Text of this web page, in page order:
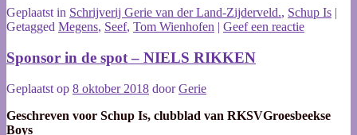
Geplaatst in Schrijverij Gerie van der Land-Zijderveld., Schup Is |
Getagged Megens, Seef, Tom Wienhofen | Geef een reactie
Sponsor in de spot – NIELS RIKKEN
Geplaatst op 8 oktober 2018 doorGerie
Geschreven voor Schup Is, clubblad van RKSVGroesbeekse
Boys